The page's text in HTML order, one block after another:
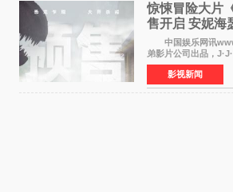
惊悚冒险大片
售开启 安妮海
中国娱乐网讯
弟影片公司出品，
伯特·米切尔执导，好
·麦克格雷格领衔主
《逃出绝
影视新闻